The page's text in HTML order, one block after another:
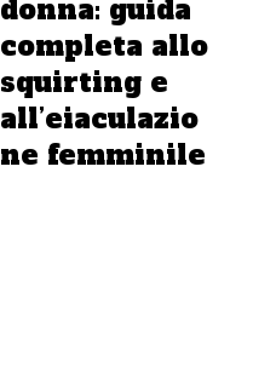
donna: guida
completa allo
squirting e
all’eiaculazio
ne femminile